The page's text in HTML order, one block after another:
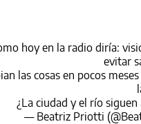
hoy en la radio diría:
evitar
las cosas en pocos
¿La ciudad y el río siguen
— Beatriz Priotti